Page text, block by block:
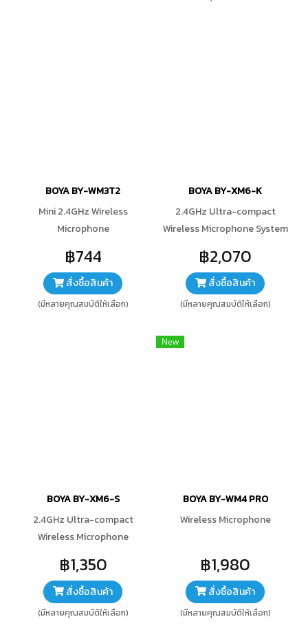
BOYA BY-WM3T2
Mini 2.4GHz Wireless
Microphone
฿744
สั่งซื้อสินค้า
(มีหลายคุณสมบัติให้เลือก)
BOYA BY-XM6-K
2.4GHz Ultra-compact
Wireless Microphone System
฿2,070
สั่งซื้อสินค้า
(มีหลายคุณสมบัติให้เลือก)
BOYA BY-XM6-S
2.4GHz Ultra-compact
Wireless Microphone
฿1,350
สั่งซื้อสินค้า
(มีหลายคุณสมบัติให้เลือก)
New
BOYA BY-WM4 PRO
Wireless Microphone
฿1,980
สั่งซื้อสินค้า
(มีหลายคุณสมบัติให้เลือก)